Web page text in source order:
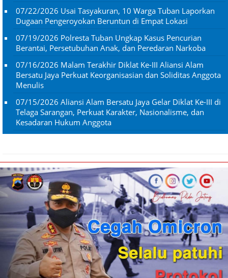
07/22/2026 Usai Tasyakuran, 10 Warga Tuban Laporkan
Dugaan Pengeroyokan Beruntun di Empat Lokasi
07/19/2026 Polresta Tuban Ungkap Kasus Pencurian
Berantai, Persetubuhan Anak, dan Peredaran Narkoba
07/16/2026 Malam Terakhir Diklat Ke-III Aliansi Alam
Bersatu Jaya Perkuat Keorganisasian dan Soliditas Anggota
Menulis
07/15/2026 Aliansi Alam Bersatu Jaya Gelar Diklat Ke-III di
Telaga Sarangan, Perkuat Karakter, Nasionalisme, dan
Kesadaran Hukum Anggota